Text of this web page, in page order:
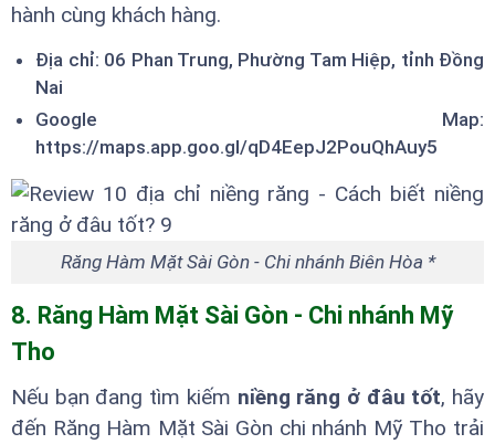
hành cùng khách hàng.
Địa chỉ: 06 Phan Trung, Phường Tam Hiệp, tỉnh Đồng
Nai
Google Map:
https://maps.app.goo.gl/qD4EepJ2PouQhAuy5
Răng Hàm Mặt Sài Gòn - Chi nhánh Biên Hòa *
8. Răng Hàm Mặt Sài Gòn - Chi nhánh Mỹ
Tho
Nếu bạn đang tìm kiếm niềng răng ở đâu tốt, hãy
đến Răng Hàm Mặt Sài Gòn chi nhánh Mỹ Tho trải